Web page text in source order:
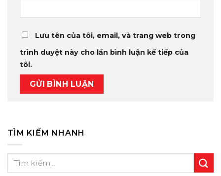
Lưu tên của tôi, email, và trang web trong
trình duyệt này cho lần bình luận kế tiếp của
tôi.
TÌM KIẾM NHANH